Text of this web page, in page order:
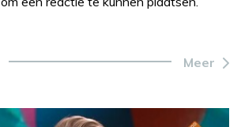
Meer